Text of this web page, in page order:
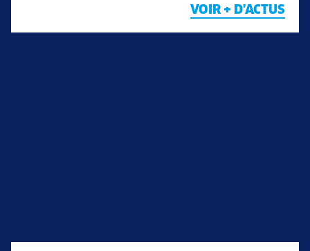
VOIR + D'ACTUS